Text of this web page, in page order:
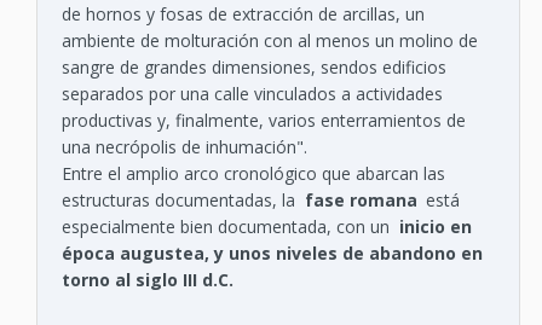
de hornos y fosas de extracción de arcillas, un
ambiente de molturación con al menos un molino de
sangre de grandes dimensiones, sendos edificios
separados por una calle vinculados a actividades
productivas y, finalmente, varios enterramientos de
una necrópolis de inhumación".
Entre el amplio arco cronológico que abarcan las
estructuras documentadas, la fase romana está
especialmente bien documentada, con un inicio en
época augustea, y unos niveles de abandono en
torno al siglo III d.C.